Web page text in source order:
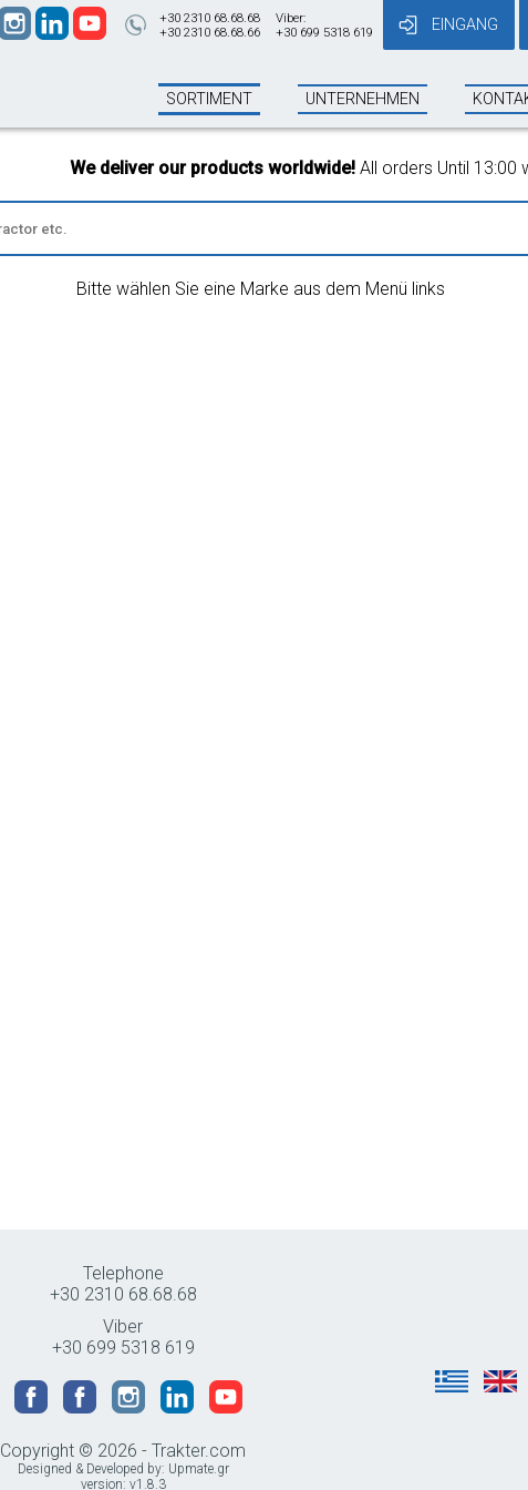
+30 2310 68.68.68
+30 2310 68.68.66
Viber:
+30 699 5318 619
EINGANG
SORTIMENT UNTERNEHMEN
We deliver our products worldwide!All orders Until 13:00 will
Bitte wählen Sie eine Marke aus dem Menü links
Telephone
+30 2310 68.68.68
Viber
+30 699 5318 619
Copyright © 2026 - Trakter.com
Designed & Developed by: Upmate.gr
version: v1.8.3